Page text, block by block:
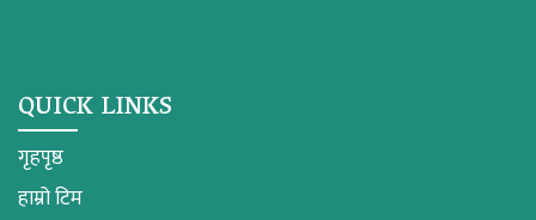
QUICK LINKS
गृहपृष्ठ
हाम्रो टिम